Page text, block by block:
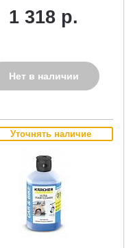
1 318 р.
Нет в наличии
Уточнять наличие